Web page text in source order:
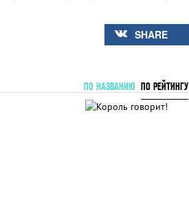
SHARE
ПО НАЗВАНИЮ ПО РЕЙТИНГУ